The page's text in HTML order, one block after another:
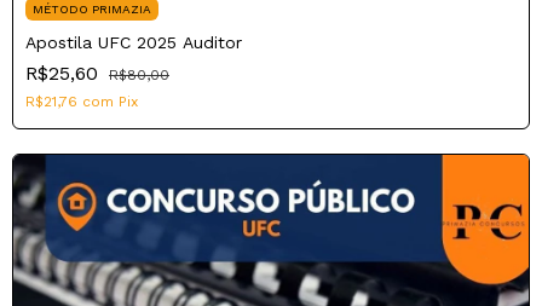
MÉTODO PRIMAZIA
Apostila UFC 2025 Auditor
R$25,60
R$80,00
R$21,76 com Pix